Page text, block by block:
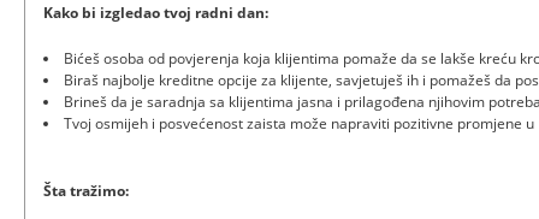
Kako bi izgledao tvoj radni dan:
Bićeš osoba od povjerenja koja klijentima pomaže da se lakše kreću
Biraš najbolje kreditne opcije za klijente, savjetuješ ih i pomažeš da
Brineš da je saradnja sa klijentima jasna i prilagođena njihovim
Tvoj osmijeh i posvećenost zaista može napraviti pozitivne promjene
Šta tražimo: